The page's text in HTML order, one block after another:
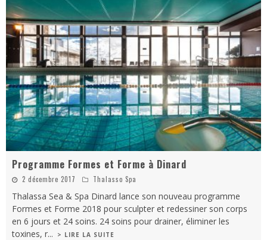
Programme Formes et Forme à Dinard
2 décembre 2017 Thalasso Spa
Thalassa Sea & Spa Dinard lance son nouveau programme
Formes et Forme 2018 pour sculpter et redessiner son corps
en 6 jours et 24 soins. 24 soins pour drainer, éliminer les
toxines, r... > LIRE LA SUITE